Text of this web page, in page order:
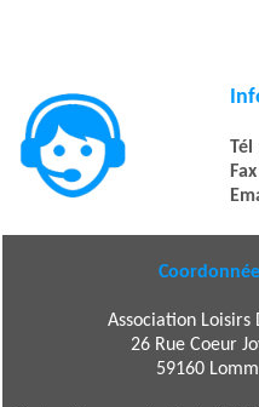
Tél
Association Loisirs
26 Rue Coeur
59160